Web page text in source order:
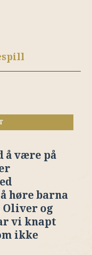
å være på
høre barna
og
vi knapt
ikke